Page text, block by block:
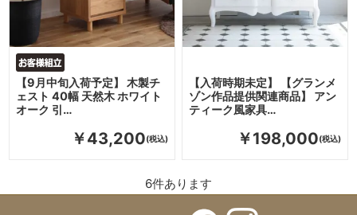
【9月中旬入荷予定】 木製チ
ェスト 40幅 天然木 ホワイト
オーク 引…
￥43,200
【入荷時期未定】 【グランメ
ゾン作品提供関連商品】 アン
ティーク風家具…
￥198,000
6件あります